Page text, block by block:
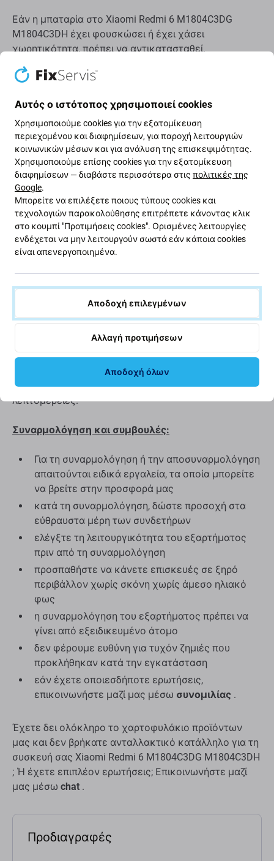
Εάν η μπαταρία στο Xiaomi Redmi 6 M1804C3DG
M1804C3DH έχει φουσκώσει ή έχει χάσει
χωρητικότητα, πρέπει να αντικατασταθεί.
Πότε πρέπει να αντικαταστήσετε την μπαταρία;
η μπαταρία είναι φουσκωμένη
η συσκευή αποφορτίζεται γρήγορα
η συσκευή υπερθερμαίνεται
η συσκευή δεν μπορεί να φορτιστεί στο 100%
η συσκευή δεν υποδεικνύει σωστά την
κατάσταση της μπαταρίας
Ποιότητα ανταλλακτικών
Ποιότητα: Aftermarket
Αυτό είναι αντίγραφο του πρωτοτύπου και το
(σε σπάνιες περιπτώσεις) να έχει ελάχιστες
παραλλαγές στη λειτουργικότητα, την ποιότητα ή την
εμφάνιση. Για να μάθετε περισσότερα σχετικά με την
ποιότητα, διαβάστε το ιστολόγιό μας όπου
εστιάζουμε στην ποιότητα με περισσότερες
λεπτομέρειες.
Συναρμολόγηση και συμβουλές:
Για τη συναρμολόγηση ή την αποσυναρμολόγηση
απαιτούνται ειδικά εργαλεία, τα οποία μπορείτε
να βρείτε στην προσφορά μας
κατά τη συναρμολόγηση, δώστε προσοχή στα
εύθραυστα μέρη των συνδετήρων
ελέγξτε τη λειτουργικότητα του εξαρτήματος
πριν από τη συναρμολόγηση
προσπαθήστε να κάνετε επισκευές σε ξηρό
περιβάλλον χωρίς σκόνη χωρίς άμεσο ηλιακό
φως
η συναρμολόγηση του εξαρτήματος πρέπει να
γίνει από εξειδικευμένο άτομο
δεν φέρουμε ευθύνη για τυχόν ζημιές που
προκλήθηκαν κατά την εγκατάσταση
εάν έχετε οποιεσδήποτε ερωτήσεις,
επικοινωνήστε μαζί μας μέσω συνομιλίας .
Έχετε δει ολόκληρο το χαρτοφυλάκιο προϊόντων
μας και δεν βρήκατε ανταλλακτικό κατάλληλο για τη
συσκευή σας Xiaomi Redmi 6 M1804C3DG M1804C3DH
; Ή έχετε επιπλέον ερωτήσεις; Επικοινωνήστε μαζί
μας μέσω chat .
Προδιαγραφές
Αυτός ο ιστότοπος χρησιμοποιεί cookies
Χρησιμοποιούμε cookies για την εξατομίκευση
περιεχομένου και διαφημίσεων, για παροχή λειτουργιών
κοινωνικών μέσων και για ανάλυση της επισκεψιμότητας.
Χρησιμοποιούμε επίσης cookies για την εξατομίκευση
διαφημίσεων — διαβάστε περισσότερα στις πολιτικές της
Google.
Μπορείτε να επιλέξετε ποιους τύπους cookies και
τεχνολογιών παρακολούθησης επιτρέπετε κάνοντας κλικ
στο κουμπί "Προτιμήσεις cookies". Ορισμένες λειτουργίες
ενδέχεται να μην λειτουργούν σωστά εάν κάποια cookies
είναι απενεργοποιημένα.
Αποδοχή επιλεγμένων
Αλλαγή προτιμήσεων
Αποδοχή όλων